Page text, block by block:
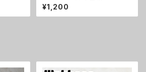
¥1,200